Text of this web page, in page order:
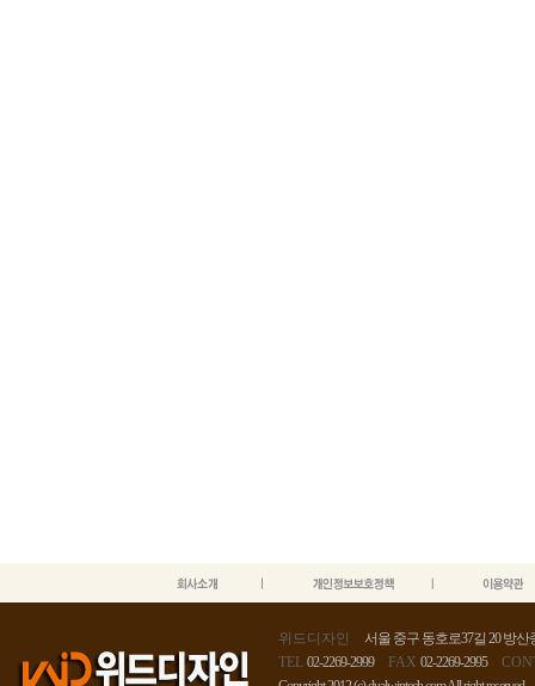
위드디자인
서울 중구 동호로37길 20 방산
TEL 02-2269-2999 FAX 02-2269-2995